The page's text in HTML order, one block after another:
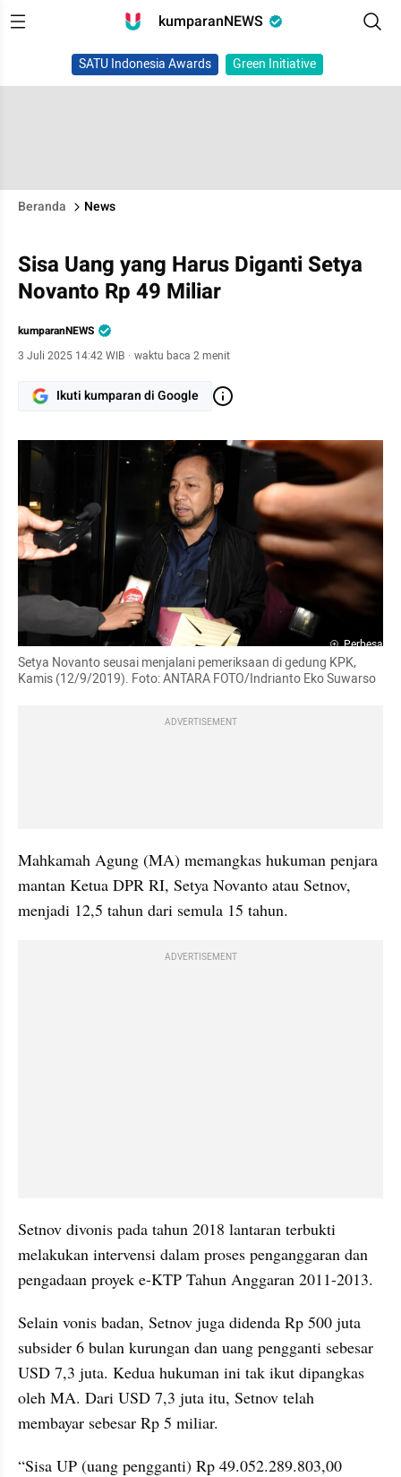
kumparanNEWS
SATU Indonesia Awards Green Initiative
Beranda News
Sisa Uang yang Harus Diganti Setya
Novanto Rp 49 Miliar
kumparanNEWS
3 Juli 2025 14:42 WIB · waktu baca 2 menit
Ikuti kumparan di Google
Perbesar
Setya Novanto seusai menjalani pemeriksaan di gedung KPK,
Kamis (12/9/2019). Foto: ANTARA FOTO/Indrianto Eko Suwarso
ADVERTISEMENT
Mahkamah Agung (MA) memangkas hukuman penjara
mantan Ketua DPR RI, Setya Novanto atau Setnov,
menjadi 12,5 tahun dari semula 15 tahun.
ADVERTISEMENT
Setnov divonis pada tahun 2018 lantaran terbukti
melakukan intervensi dalam proses penganggaran dan
pengadaan proyek e-KTP Tahun Anggaran 2011-2013.
Selain vonis badan, Setnov juga didenda Rp 500 juta
subsider 6 bulan kurungan dan uang pengganti sebesar
USD 7,3 juta. Kedua hukuman ini tak ikut dipangkas
oleh MA. Dari USD 7,3 juta itu, Setnov telah
membayar sebesar Rp 5 miliar.
“Sisa UP (uang pengganti) Rp 49.052.289.803,00